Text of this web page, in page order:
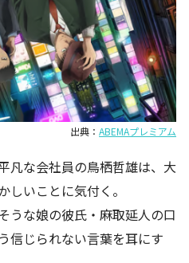
出典： ABEMAプレミアム
凡な会社員の鳥栖哲雄は、大
いことに気付く。
うな娘の彼氏・麻取延人の口
信じられない言葉を耳にす